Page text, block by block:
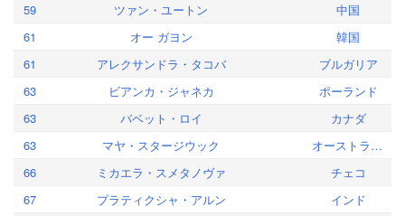
59
ツァン・ユートン
中国
61
オー ガヨン
韓国
61
アレクサンドラ・タコバ
ブルガリア
63
ビアンカ・ジャネカ
ポーランド
63
バベット・ロイ
カナダ
63
マヤ・スタージウック
オーストラリア
66
ミカエラ・スメタノヴァ
チェコ
67
プラティクシャ・アルン
インド